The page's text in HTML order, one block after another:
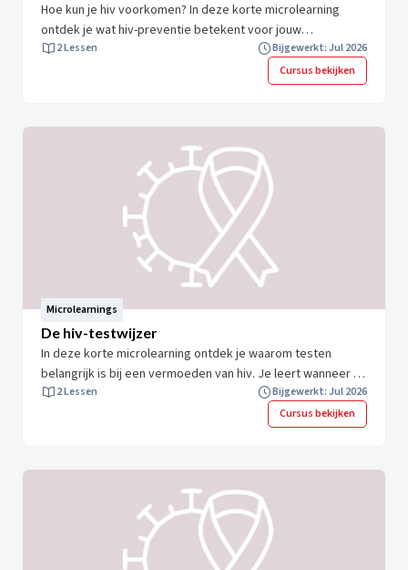
Hoe kun je hiv voorkomen? In deze korte microlearning
ontdek je wat hiv-preventie betekent voor jouw
werkpraktijk. Je leert meer over de verschillende
preventiemethoden en krijgt direct toepasbare inzichten.
Na afloop ben je beter voorbereid om hiv-preventie in je
nieuw hiv-infecties. Neem 8 minuten om jouw kennis en
expertise te vergroten en start direct.
2 Lessen
Bijgewerkt: Jul 2026
Cursus bekijken
Microlearnings
De hiv-testwijzer
In deze korte microlearning ontdek je waarom testen
belangrijk is bij een vermoeden van hiv. Je leert wanneer je
welke hiv-test inzet. Je krijgt direct toepasbare inzichten.
Na afloop ben je beter voorbereid om je cliënten te
motiveren om te testen op hiv. Zo draag je bij aan 0 nieuw
te vergroten en start direct.
2 Lessen
Bijgewerkt: Jul 2026
Cursus bekijken